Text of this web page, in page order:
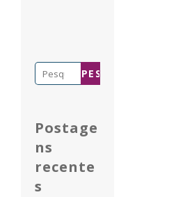
Pesquisar
Postage
ns
recente
s